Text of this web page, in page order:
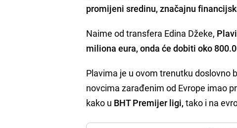
promijeni sredinu, značajnu
Naime od transfera Edina Džeke, Plavi
miliona eura, onda će dobiti oko
Plavima je u ovom trenutku doslovno
novcima zarađenim od Evrope imao
kako u BHT Premijer ligi, tako i na